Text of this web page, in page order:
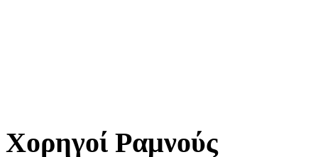
Χορηγοί Ραμνούς